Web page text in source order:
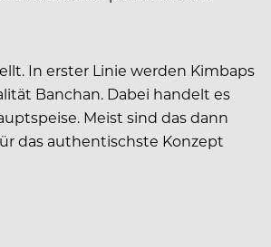
In erster Linie werden Kimbaps
Banchan. Dabei handelt es
Meist sind das dann
das authentischste Konzept